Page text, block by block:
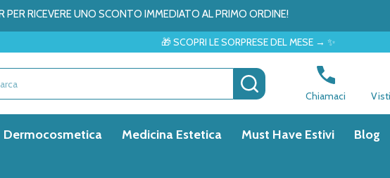
PER RICEVERE UNO SCONTO IMMEDIATO AL PRIMO ORDINE!
🎁 SCOPRI LE SORPRESE DEL MESE → ✨
CERCA
Chiamaci
Dermocosmetica Medicina Estetica Must Have Estivi Blog